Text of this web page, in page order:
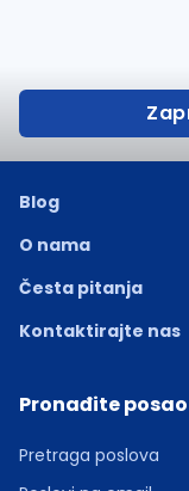
Blog
O nama
Česta pitanja
Kontaktirajte nas
Pronađite posao
Pretraga poslova